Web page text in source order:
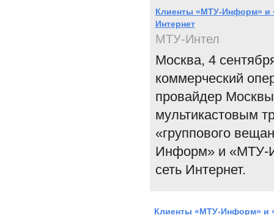
Клиенты «МТУ-Информ» и
Интернет
МТУ-Интел
Москва, 4
коммерческий
провайдер
мультикастовым
«группового
Информ» и «МТУ-
сеть Интернет.
Клиенты «МТУ-Информ» и